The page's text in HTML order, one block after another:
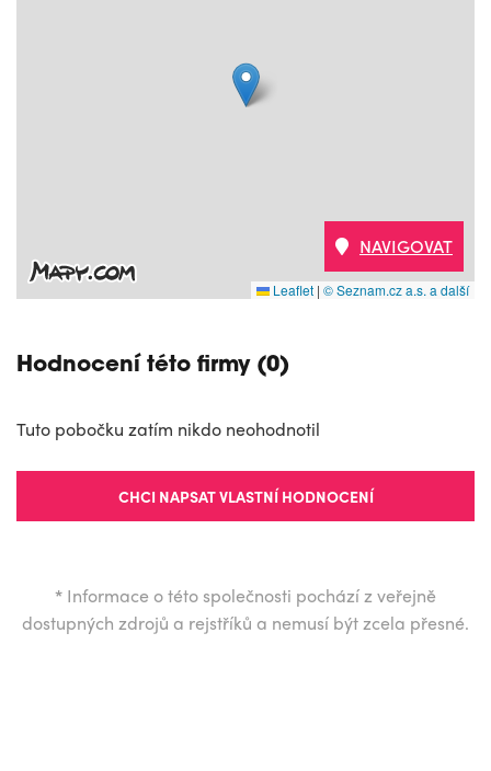
Leaflet | © Seznam.cz a.s. a další
NAVIGOVAT
Hodnocení této firmy (0)
Tuto pobočku zatím nikdo neohodnotil
CHCI NAPSAT VLASTNÍ HODNOCENÍ
* Informace o této společnosti pochází z veřejně
dostupných zdrojů a rejstříků a nemusí být zcela přesné.